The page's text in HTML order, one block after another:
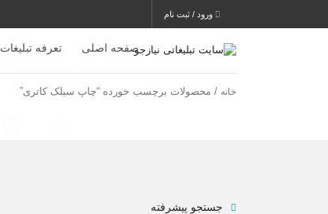
ورود / ثبت نام
صفحه اصلی تعرفه تبلیغات
خانه / محصولات برچسب خورده “چاپ سیلک کاتری”
جستجو پیشرفته